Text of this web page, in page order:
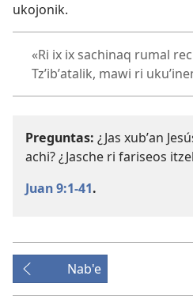
ukojonik.
«Ri ix ix sachinaq rumal
Tzʼibʼatalik, mawi ri
Preguntas: ¿Jas xubʼan
achi? ¿Jasche ri fariseos
Juan 9:1-41.
Nab'e